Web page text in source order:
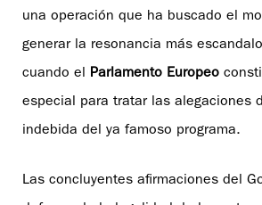
una operación que ha buscado el
generar la resonancia más
cuando el Parlamento Europeo
especial para tratar las alegaciones
indebida del ya famoso programa.
Las concluyentes afirmaciones del